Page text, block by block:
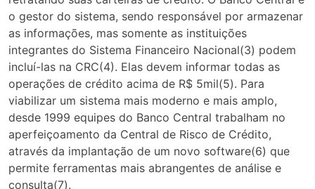
o gestor do sistema, sendo responsável por armazenar
as informações, mas somente as instituições
integrantes do Sistema Financeiro Nacional(3) podem
incluí-las na CRC(4). Elas devem informar todas as
operações de crédito acima de R$ 5mil(5). Para
viabilizar um sistema mais moderno e mais amplo,
desde 1999 equipes do Banco Central trabalham no
aperfeiçoamento da Central de Risco de Crédito,
através da implantação de um novo software(6) que
permite ferramentas mais abrangentes de análise e
consulta(7).